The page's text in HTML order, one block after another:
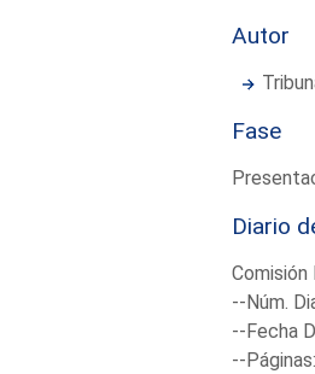
Autor
Fase
Diario
Comisión
--Núm.
--Fecha
--